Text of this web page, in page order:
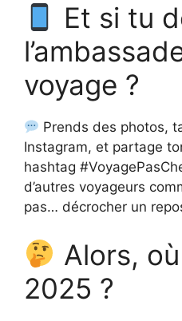
Et si tu
voyage ?
Prends des photos,
Instagram, et partage
hashtag
d’autres voyageurs
pas… décrocher un
Alors,
2025 ?